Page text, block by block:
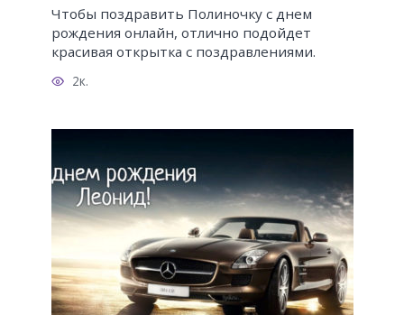
Чтобы поздравить Полиночку с днем
рождения онлайн, отлично подойдет
красивая открытка с поздравлениями.
2к.